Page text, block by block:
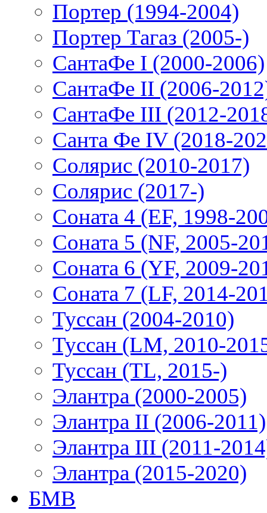
Портер (1994-2004)
Портер Тагаз (2005-)
СантаФе I (2000-2006)
СантаФе II (2006-
СантаФе III (2012-
Санта Фе IV (2018-
Солярис (2010-2017)
Солярис (2017-)
Соната 4 (EF, 1998-
Соната 5 (NF, 2005-
Соната 6 (YF, 2009-
Соната 7 (LF, 2014-
Туссан (2004-2010)
Туссан (LM, 2010-
Туссан (TL, 2015-)
Элантра (2000-2005)
Элантра II (2006-2011)
Элантра III (2011-
Элантра (2015-2020)
БМВ